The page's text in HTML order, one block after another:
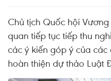
Chủ tịch Quốc hội
quan tiếp tục tiếp thu
các ý kiến góp ý của
hoàn thiện dự thảo Luật